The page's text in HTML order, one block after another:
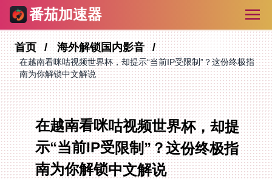
番茄加速器
首页 海外解锁国内影音
在越南看咪咕视频世界杯，却提示“当前IP受限制”？这份终极指
南为你解锁中文解说
在越南看咪咕视频世界杯，却提
示“当前IP受限制”？这份终极指
南为你解锁中文解说